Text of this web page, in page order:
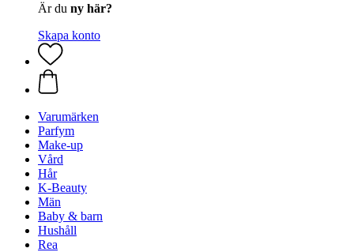
Är du ny här?
Skapa konto
Varumärken
Parfym
Make-up
Vård
Hår
K-Beauty
Män
Baby & barn
Hushåll
Rea